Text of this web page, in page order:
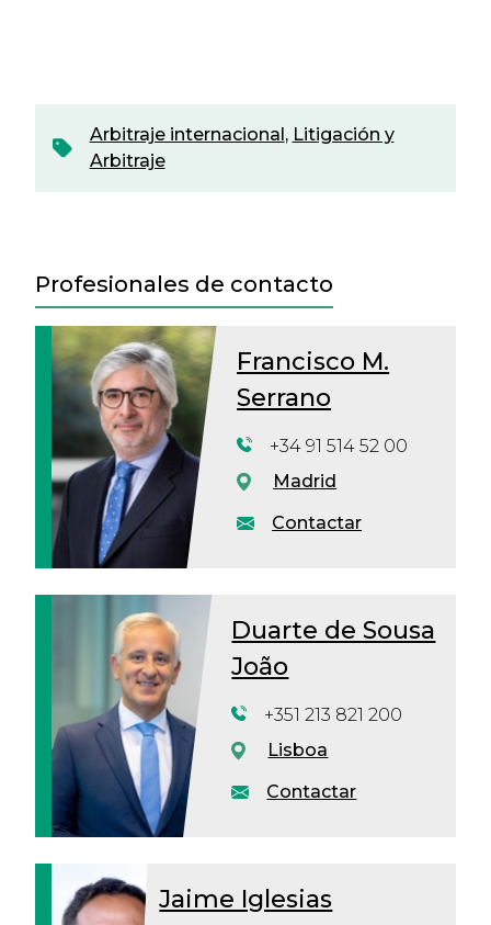
Arbitraje internacional, Litigación y
Arbitraje
Profesionales de contacto
Francisco M.
Serrano
Contactar
+34 91 514 52 00
Madrid
Duarte de Sousa
João
Contactar
+351 213 821 200
Lisboa
Jaime Iglesias